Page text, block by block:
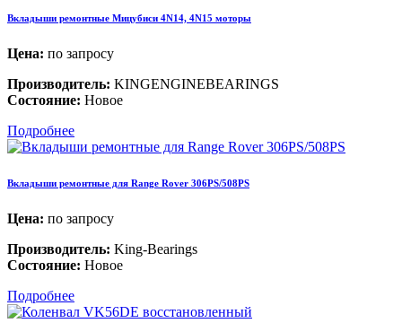
Вкладыши ремонтные Мицубиси 4N14, 4N15 моторы
Цена: по запросу
Производитель: KINGENGINEBEARINGS
Состояние: Новое
Подробнее
Вкладыши ремонтные для Range Rover 306PS/508PS
Цена: по запросу
Производитель: King-Bearings
Состояние: Новое
Подробнее